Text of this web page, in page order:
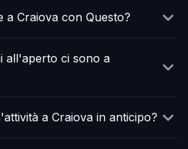
a Craiova con Questo?
all'aperto ci sono a
a Craiova in anticipo?